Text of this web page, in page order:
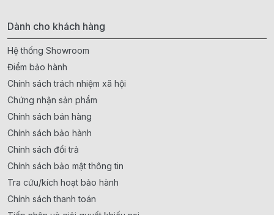
Dành cho khách hàng
Hệ thống Showroom
Điểm bảo hành
Chính sách trách nhiệm xã hội
Chứng nhận sản phẩm
Chính sách bán hàng
Chính sách bảo hành
Chính sách đổi trả
Chính sách bảo mật thông tin
Tra cứu/kích hoạt bảo hành
Chính sách thanh toán